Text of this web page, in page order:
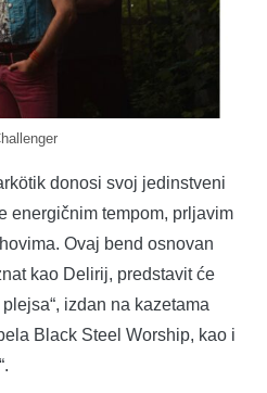
donosi svoj jedinstveni
energičnim tempom, prljavim
Ovaj bend osnovan
kao Delirij, predstavit će
izdan na kazetama
Black Steel Worship, kao i